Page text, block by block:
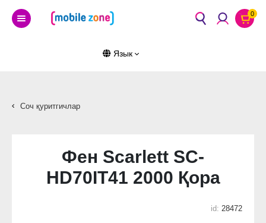
0
Язык
Соч қуритгичлар
Фен Scarlett SC-
HD70IT41 2000 Қора
id: 28472